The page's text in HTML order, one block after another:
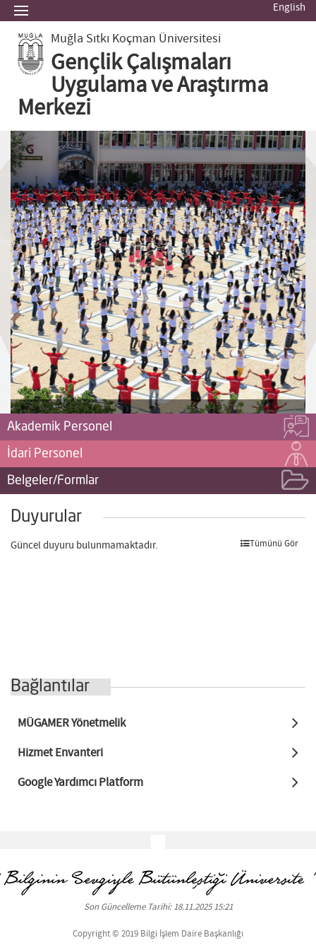
English
Muğla Sıtkı Koçman Üniversitesi
Gençlik Çalışmaları
Uygulama ve Araştırma
Merkezi
Akademik Personel
İdari Personel
Belgeler/Formlar
Duyurular
Güncel duyuru bulunmamaktadır. Tümünü Gör
Bağlantılar
MÜGAMER Yönetmelik
Hizmet Envanteri
Google Yardımcı Platform
Son Güncelleme Tarihi: 18.11.2025 15:21
Copyright © 2019 Bilgi İşlem Daire Başkanlığı